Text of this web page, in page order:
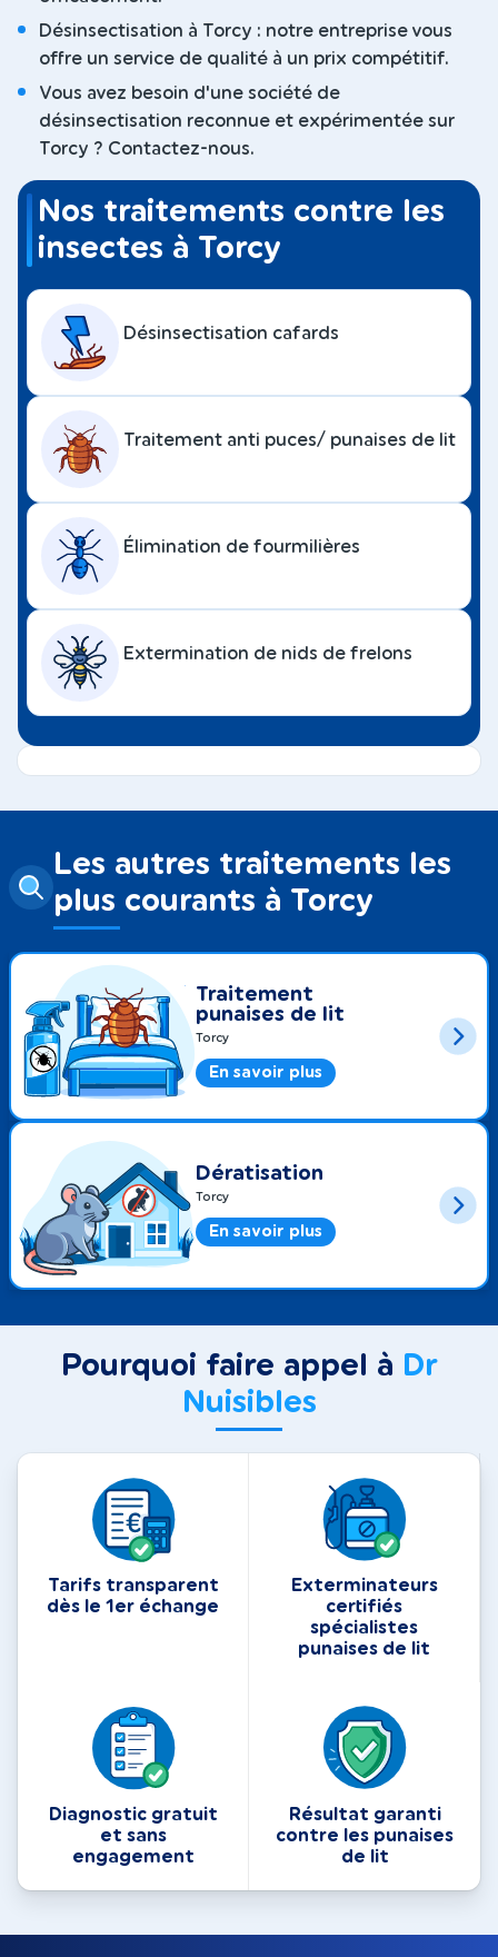
Désinsectisation à Torcy : notre entreprise vous
offre un service de qualité à un prix compétitif.
Vous avez besoin d'une société de
désinsectisation reconnue et expérimentée sur
Torcy ? Contactez-nous.
Nos traitements contre les
insectes à Torcy
Désinsectisation cafards
Traitement anti puces/ punaises de lit
Élimination de fourmilières
Extermination de nids de frelons
Les autres traitements les
plus courants à Torcy
Traitement
punaises de lit
Torcy
En savoir plus
Dératisation
Torcy
En savoir plus
Pourquoi faire appel à Dr
Nuisibles
Tarifs transparent
dès le 1er échange
Exterminateurs
certifiés
spécialistes
punaises de lit
Diagnostic gratuit
et sans
engagement
Résultat garanti
contre les punaises
de lit